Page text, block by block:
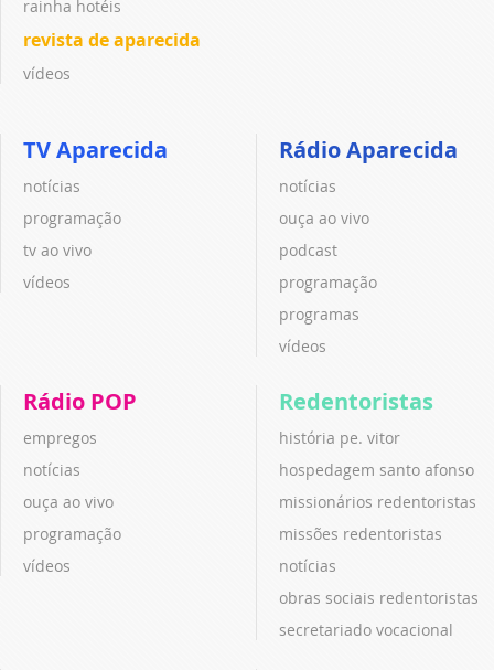
rainha hotéis
revista de aparecida
vídeos
TV Aparecida
notícias
programação
tv ao vivo
vídeos
Rádio Aparecida
notícias
ouça ao vivo
podcast
programação
programas
vídeos
Rádio POP
empregos
notícias
ouça ao vivo
programação
vídeos
Redentoristas
história pe. vitor
hospedagem santo afonso
missionários redentoristas
missões redentoristas
notícias
obras sociais redentoristas
secretariado vocacional